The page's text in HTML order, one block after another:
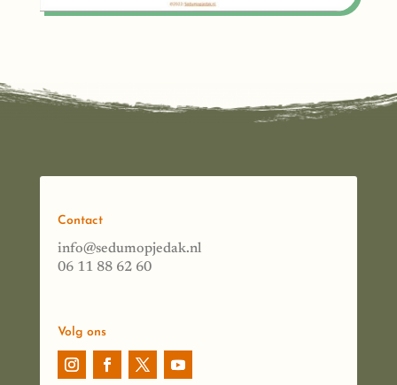
Contact
info@sedumopjedak.nl
06 11 88 62 60
Volg ons